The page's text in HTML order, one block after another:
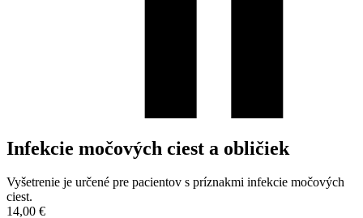
Infekcie močových ciest a obličiek
Vyšetrenie je určené pre pacientov s príznakmi infekcie močových
ciest.
14,00 €